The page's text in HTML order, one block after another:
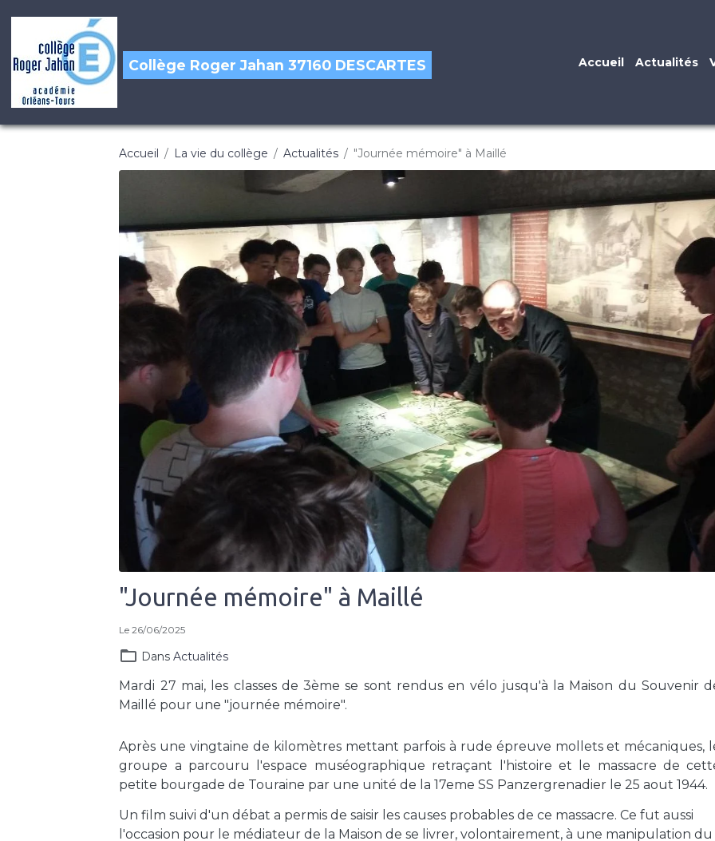
Collège Roger Jahan 37160 DESCARTES Accueil Actualités
Accueil La vie du collège Actualités "Journée mémoire" à Maillé
"Journée mémoire" à Maillé
Le 26/06/2025
DansActualités
Mardi 27 mai, les classes de 3ème se sont rendus en vélo jusqu'à la Maison du Souvenir
Maillé pour une "journée mémoire".
Après une vingtaine de kilomètres mettant parfois à rude épreuve mollets et mécaniques,
groupe a parcouru l'espace muséographique retraçant l'histoire et le massacre de
petite bourgade de Touraine par une unité de la 17eme SS Panzergrenadier le 25 aout 1944.
Un film suivi d'un débat a permis de saisir les causes probables de ce massacre. Ce fut aussi
l'occasion pour le médiateur de la Maison de se livrer, volontairement, à une manipulation du